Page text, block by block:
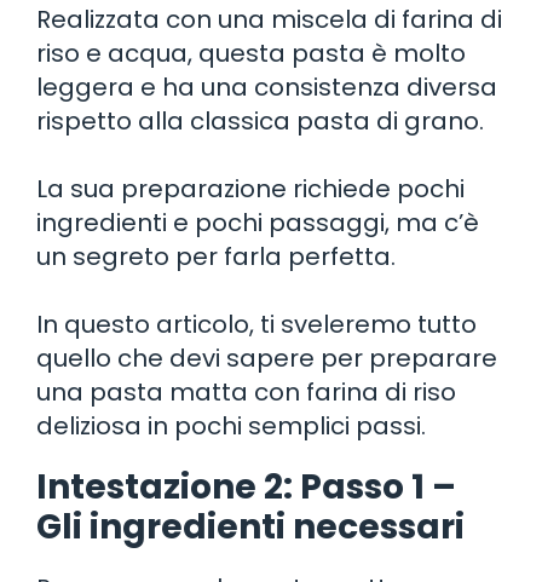
Realizzata con una miscela di farina di
riso e acqua, questa pasta è molto
leggera e ha una consistenza diversa
rispetto alla classica pasta di grano.
La sua preparazione richiede pochi
ingredienti e pochi passaggi, ma c’è
un segreto per farla perfetta.
In questo articolo, ti sveleremo tutto
quello che devi sapere per preparare
una pasta matta con farina di riso
deliziosa in pochi semplici passi.
Intestazione 2: Passo 1 –
Gli ingredienti necessari